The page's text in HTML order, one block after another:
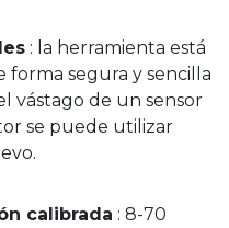
: la herramienta está
forma segura y sencilla
vástago de un sensor
se puede utilizar
calibrada : 8-70